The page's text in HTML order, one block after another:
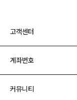
고객센터
계좌번호
커뮤니티